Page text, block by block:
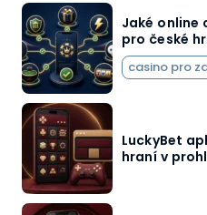
Jaké online
pro české
casino pro
LuckyBet
hraní v